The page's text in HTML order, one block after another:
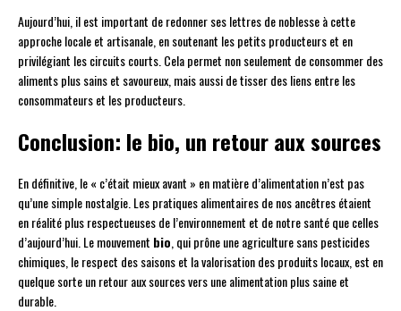
Aujourd’hui, il est important de redonner ses lettres de noblesse à cette
approche locale et artisanale, en soutenant les petits producteurs et en
privilégiant les circuits courts. Cela permet non seulement de consommer des
aliments plus sains et savoureux, mais aussi de tisser des liens entre les
consommateurs et les producteurs.
Conclusion: le bio, un retour aux sources
En définitive, le « c’était mieux avant » en matière d’alimentation n’est pas
qu’une simple nostalgie. Les pratiques alimentaires de nos ancêtres étaient
en réalité plus respectueuses de l’environnement et de notre santé que celles
d’aujourd’hui. Le mouvement bio , qui prône une agriculture sans pesticides
chimiques, le respect des saisons et la valorisation des produits locaux, est en
quelque sorte un retour aux sources vers une alimentation plus saine et
durable.